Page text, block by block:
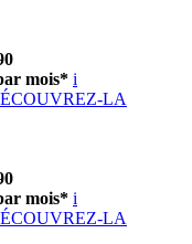
mois* i
LA
mois* i
LA